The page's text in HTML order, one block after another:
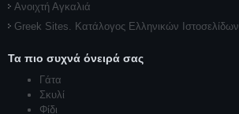
Ανοιχτή Αγκαλιά
Greek Sites. Κατάλογος Ελληνικών Ιστοσελίδων
Τα πιο συχνά όνειρά σας
Γάτα
Σκυλί
Φίδι